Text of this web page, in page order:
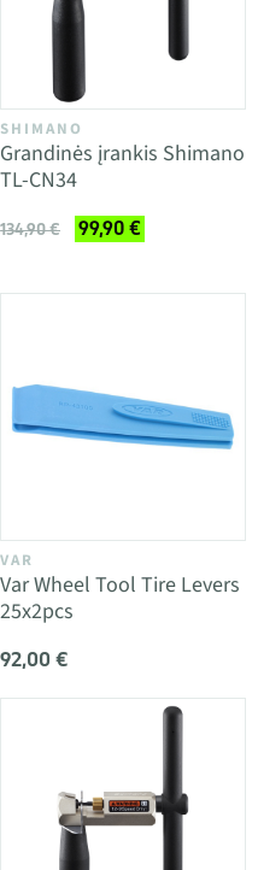
SHIMANO
Grandinės įrankis Shimano
TL-CN34
134,90 € 99,90 €
VAR
Var Wheel Tool Tire Levers
25x2pcs
92,00 €